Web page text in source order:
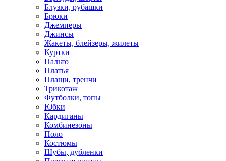
Блузки, рубашки
Брюки
Джемперы
Джинсы
Жакеты, блейзеры, жилеты
Куртки
Пальто
Платья
Плащи, тренчи
Трикотаж
Футболки, топы
Юбки
Кардиганы
Комбинезоны
Поло
Костюмы
Шубы, дубленки